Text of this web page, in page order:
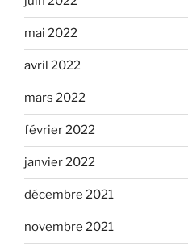
mai 2022
avril 2022
mars 2022
février 2022
janvier 2022
décembre 2021
novembre 2021